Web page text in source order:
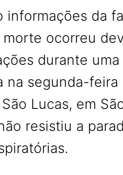
informações da
morte ocorreu
durante
na segunda-feira
Lucas, em
resistiu a